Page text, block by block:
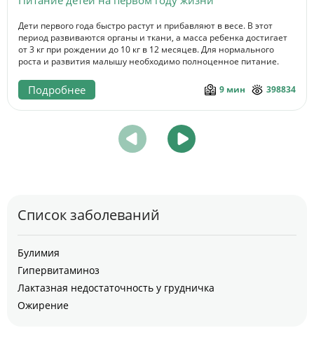
Дети первого года быстро растут и прибавляют в весе. В этот
период развиваются органы и ткани, а масса ребенка достигает
от 3 кг при рождении до 10 кг в 12 месяцев. Для нормального
роста и развития малышу необходимо полноценное питание.
Подробнее 9 мин 398834
Список заболеваний
Булимия
Гипервитаминоз
Лактазная недостаточность у грудничка
Ожирение